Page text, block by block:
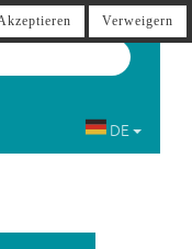
DE
Verweigern